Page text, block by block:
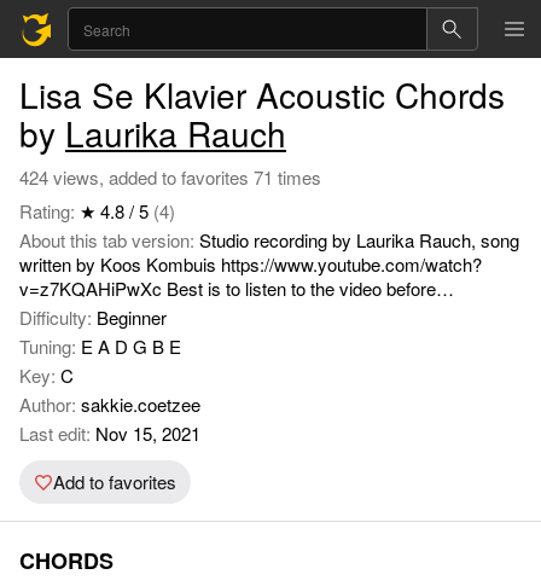
Lisa Se Klavier Acoustic Chords
by Laurika Rauch
424 views, added to favorites 71 times
Rating: ★ 4.8 / 5 (4)
About this tab version: Studio recording by Laurika Rauch, song
written by Koos Kombuis https://www.youtube.com/watch?
v=z7KQAHiPwXc Best is to listen to the video before
attempting this. The strumming pattern is really a very crude
guide. Choose the strings to play/pick/strum to match the song.
Difficulty: Beginner
Tuning: E A D G B E
Key: C
Author: sakkie.coetzee
Last edit: Nov 15, 2021
Add to favorites
CHORDS